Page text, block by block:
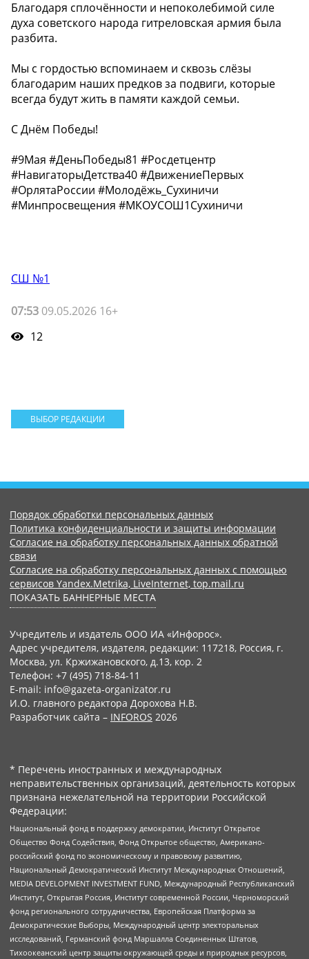
Благодаря сплочённости и непоколебимой силе
духа советского народа гитреловская армия была
разбита.
Мы с гордостью вспоминаем и сквозь слёзы
благодарим наших предков за подвиги, которые
всегда будут жить в памяти каждой семьи.
С Днём Победы!
#9Мая #ДеньПобеды81 #Росдетцентр
#НавигаторыДетства40 #ДвижениеПервых
#ОрлятаРоссии #Молодёжь_Сухиничи
#Минпросвещения #МКОУСОШ1Сухиничи
СШ №1
07:53 09.05.2026 16+
12
ВЫБОР РЕДАКЦИИ
Порядок обработки персональных данных
Политика конфиденциальности и защиты информации
Согласие на обработку персональных данных обратной
связи
Согласие на обработку персональных данных с помощью
сервисов Yandex.Metrika, LiveInternet, top.mail.ru
ПОКАЗАТЬ БАННЕРНЫЕ МЕСТА
Учредитель и издатель ООО ИА «Инфорос».
Адрес учредителя, издателя, редакции: 117218, Россия, г.
Москва, ул. Кржижановского, д.13, кор. 2
Телефон: +7 (495) 718-84-11
E-mail: info@gazeta-organizator.ru
И.О. главного редактора Дорохова Н.В.
Разработчик сайта – INFOROS 2026
* Перечень иностранных и международных
неправительственных организаций, деятельность которых
признана нежелательной на территории Российской
Федерации:
Национальный фонд в поддержку демократии, Институт Открытое
Общество Фонд Содействия, Фонд Открытое общество, Американо-
российский фонд по экономическому и правовому развитию,
Национальный Демократический Институт Международных Отношений,
MEDIA DEVELOPMENT INVESTMENT FUND, Международный Республиканский
Институт, Открытая Россия, Институт современной России, Черноморский
фонд регионального сотрудничества, Европейская Платформа за
Демократические Выборы, Международный центр электоральных
исследований, Германский фонд Маршалла Соединенных Штатов,
Тихоокеанский центр защиты окружающей среды и природных ресурсов,